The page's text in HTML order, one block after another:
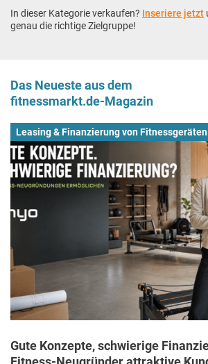
In dieser Kategorie verkaufen? Inseriere jetzt
genau die richtige Zielgruppe!
Das Neueste aus dem
fitnessmarkt.de-Magazin
Leasing & Finanzierung von Fitnessgeräten
Gute Konzepte, schwierige